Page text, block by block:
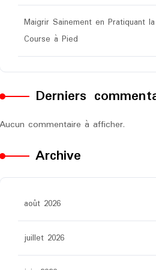
Maigrir Sainement en Pratiquant la
Course à Pied
Derniers
Aucun commentaire à afficher.
Archive
août 2026
juillet 2026